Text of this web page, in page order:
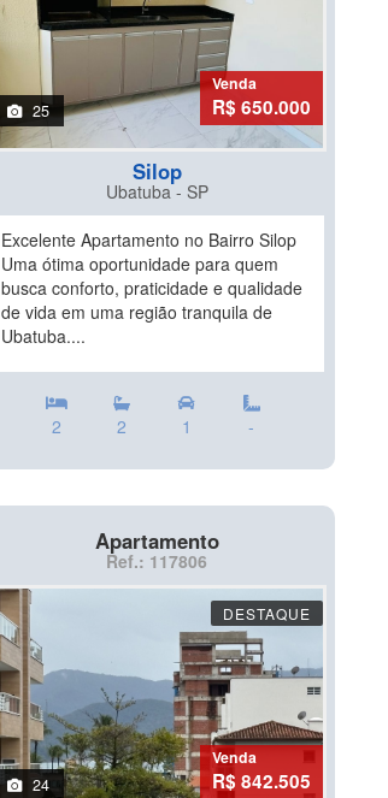
25
Venda
R$ 650.000
Silop
Ubatuba - SP
Excelente Apartamento no Bairro Silop
Uma ótima oportunidade para quem
busca conforto, praticidade e qualidade
de vida em uma região tranquila de
Ubatuba....
2 2 1 -
Apartamento
Ref.: 117806
DESTAQUE
24
Venda
R$ 842.505